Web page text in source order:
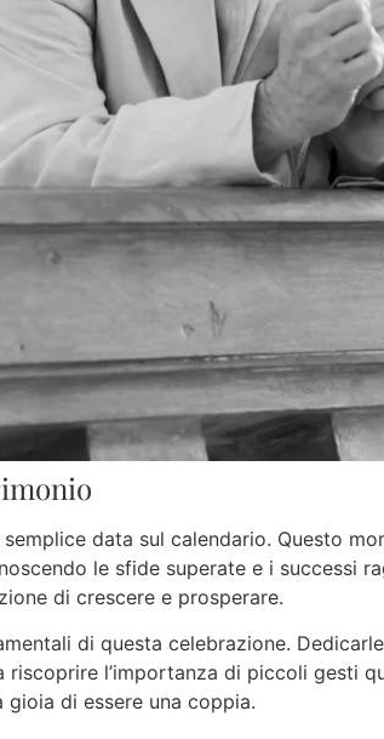
data sul calendario. Questo
le sfide superate e i successi
di crescere e prosperare.
di questa celebrazione.
l’importanza di piccoli gesti
di essere una coppia.